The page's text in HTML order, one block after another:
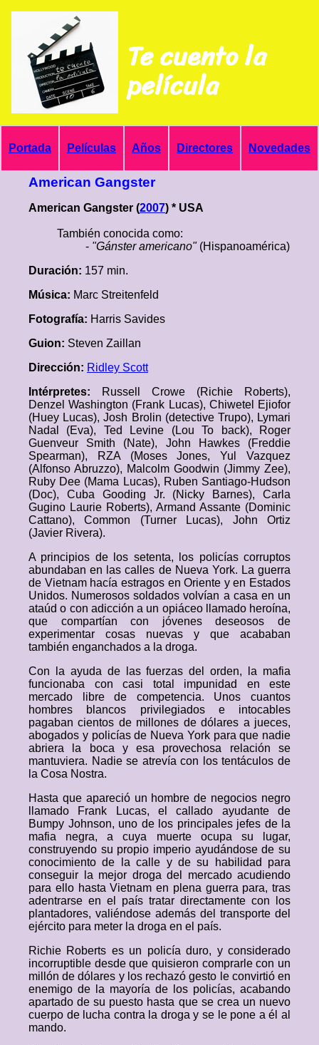
Te cuento la
película
Portada Películas Años Directores Novedades
American Gangster
American Gangster (2007) * USA
También conocida como:
- "Gánster americano"(Hispanoamérica)
Duración: 157 min.
Música: Marc Streitenfeld
Fotografía: Harris Savides
Guion: Steven Zaillan
Dirección: Ridley Scott
Intérpretes:
Russell Crowe (Richie Roberts),
Denzel Washington (Frank Lucas), Chiwetel Ejiofor
(Huey Lucas), Josh Brolin (detective Trupo), Lymari
Nadal (Eva), Ted Levine (Lou To back), Roger
Guenveur Smith (Nate), John Hawkes (Freddie
Spearman), RZA (Moses Jones, Yul Vazquez
(Alfonso Abruzzo), Malcolm Goodwin (Jimmy Zee),
Ruby Dee (Mama Lucas), Ruben Santiago-Hudson
(Doc), Cuba Gooding Jr. (Nicky Barnes), Carla
Gugino Laurie Roberts), Armand Assante (Dominic
Cattano), Common (Turner Lucas), John Ortiz
(Javier Rivera).
A principios de los setenta, los policías corruptos
abundaban en las calles de Nueva York. La guerra
de Vietnam hacía estragos en Oriente y en Estados
Unidos. Numerosos soldados volvían a casa en un
ataúd o con adicción a un opiáceo llamado heroína,
que compartían con jóvenes deseosos de
experimentar cosas nuevas y que acababan
también enganchados a la droga.
Con la ayuda de las fuerzas del orden, la mafia
funcionaba con casi total impunidad en este
mercado libre de competencia. Unos cuantos
hombres blancos privilegiados e intocables
pagaban cientos de millones de dólares a jueces,
abogados y policías de Nueva York para que nadie
abriera la boca y esa provechosa relación se
mantuviera. Nadie se atrevía con los tentáculos de
la Cosa Nostra.
Hasta que apareció un hombre de negocios negro
llamado Frank Lucas, el callado ayudante de
Bumpy Johnson, uno de los principales jefes de la
mafia negra, a cuya muerte ocupa su lugar,
construyendo su propio imperio ayudándose de su
conocimiento de la calle y de su habilidad para
conseguir la mejor droga del mercado acudiendo
para ello hasta Vietnam en plena guerra para, tras
adentrarse en el país tratar directamente con los
plantadores, valiéndose además del transporte del
ejército para meter la droga en el país.
Richie Roberts es un policía duro, y considerado
incorruptible desde que quisieron comprarle con un
millón de dólares y los rechazó gesto le convirtió en
enemigo de la mayoría de los policías, acabando
apartado de su puesto hasta que se crea un nuevo
cuerpo de lucha contra la droga y se le pone a él al
mando.